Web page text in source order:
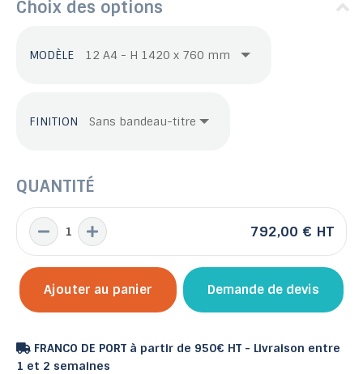
Choix des options
MODÈLE
FINITION
QUANTITÉ
792,00 € HT
Ajouter au panier Demande de devis
FRANCO DE PORT à partir de 950€ HT - Livraison entre
1 et 2 semaines